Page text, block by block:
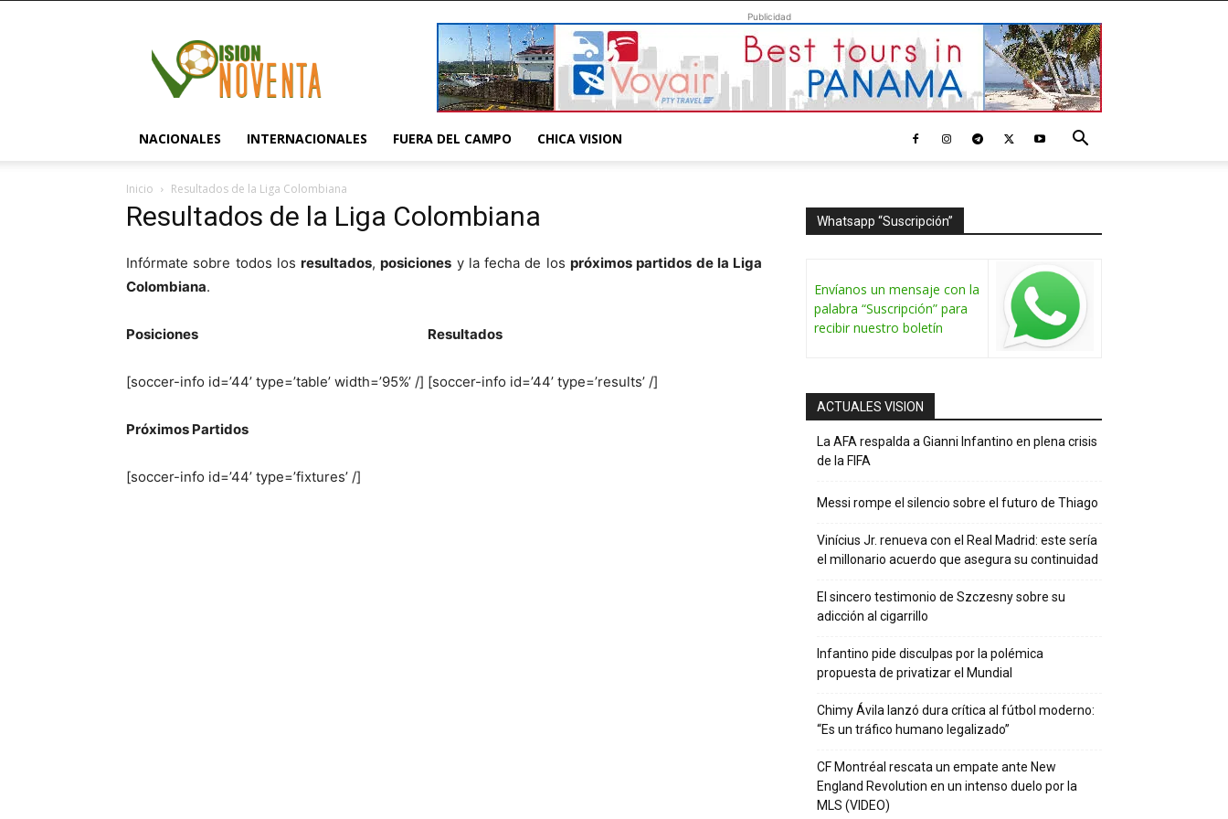
Publicidad
NACIONALES INTERNACIONALES FUERA DEL CAMPO CHICA VISION
Inicio Resultados de la Liga Colombiana
Resultados de la Liga Colombiana
Infórmate sobre todos losresultados,posiciones y la fecha de los próximos partidos de la Liga
Colombiana.
Posiciones
[soccer-info id=’44’ type=’table’ width=’95%’ /]
Resultados
[soccer-info id=’44’ type=’results’ /]
Próximos Partidos
[soccer-info id=’44’ type=’fixtures’ /]
Whatsapp “Suscripción”
Envíanos un mensaje con la
palabra “Suscripción” para
recibir nuestro boletín
ACTUALES VISION
La AFA respalda a Gianni Infantino en plena crisis
de la FIFA
Messi rompe el silencio sobre el futuro de Thiago
Vinícius Jr. renueva con el Real Madrid: este sería
el millonario acuerdo que asegura su continuidad
El sincero testimonio de Szczesny sobre su
adicción al cigarrillo
Infantino pide disculpas por la polémica
propuesta de privatizar el Mundial
Chimy Ávila lanzó dura crítica al fútbol moderno:
“Es un tráfico humano legalizado”
CF Montréal rescata un empate ante New
England Revolution en un intenso duelo por la
MLS (VIDEO)